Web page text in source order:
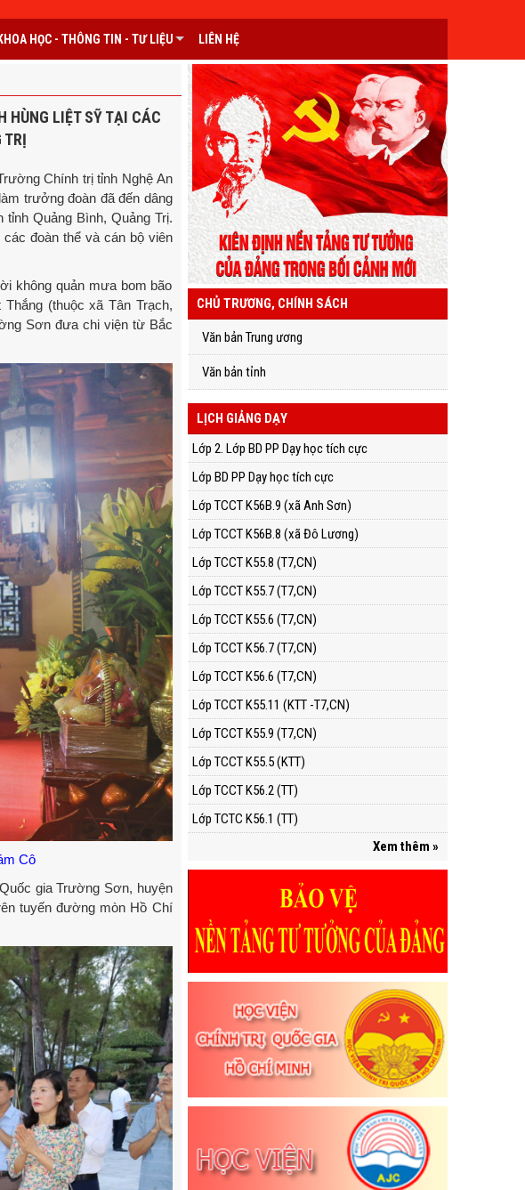
KHOA HỌC - THÔNG TIN - TƯ LIỆU LIÊN HỆ
HÙNG LIỆT SỸ TẠI CÁC
TRỊ
Chính trị tỉnh Nghệ An
trưởng đoàn đã đến dâng
Quảng Bình, Quảng Trị.
đoàn thể và cán bộ viên
không quản mưa bom bão
(thuộc xã Tân Trạch,
Sơn đưa chi viện từ Bắc
Cô
gia Trường Sơn, huyện
tuyến đường mòn Hồ Chí
CHỦ TRƯƠNG, CHÍNH SÁCH
Văn bản Trung ương
Văn bản tỉnh
LỊCH GIẢNG DẠY
Lớp 2. Lớp BD PP Dạy học tích cực
Lớp BD PP Dạy học tích cực
Lớp TCCT K56B.9 (xã Anh Sơn)
Lớp TCCT K56B.8 (xã Đô Lương)
Lớp TCCT K55.8 (T7,CN)
Lớp TCCT K55.7 (T7,CN)
Lớp TCCT K55.6 (T7,CN)
Lớp TCCT K56.7 (T7,CN)
Lớp TCCT K56.6 (T7,CN)
Lớp TCCT K55.11 (KTT -T7,CN)
Lớp TCCT K55.9 (T7,CN)
Lớp TCCT K55.5 (KTT)
Lớp TCCT K56.2 (TT)
Lớp TCTC K56.1 (TT)
Xem thêm »